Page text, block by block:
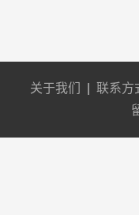
关于我们 联系方